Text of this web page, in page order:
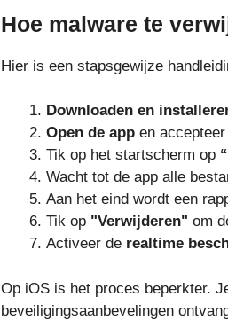
Hoe malware te
Hier is een stapsgewijze
Downloaden en
Open de app en
Tik op het startscherm op
Wacht tot de app alle
Aan het eind wordt een
Tik op "Verwijderen" om
Activeer de realtime
Op iOS is het proces beperkter.
beveiligingsaanbevelingen